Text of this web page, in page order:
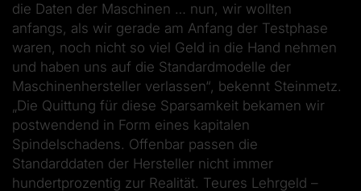
die Daten der Maschinen … nun, wir wollten
anfangs, als wir gerade am Anfang der Testphase
waren, noch nicht so viel Geld in die Hand nehmen
und haben uns auf die Standardmodelle der
Maschinenhersteller verlassen“, bekennt Steinmetz.
„Die Quittung für diese Sparsamkeit bekamen wir
postwendend in Form eines kapitalen
Spindelschadens. Offenbar passen die
Standarddaten der Hersteller nicht immer
hundertprozentig zur Realität. Teures Lehrgeld –